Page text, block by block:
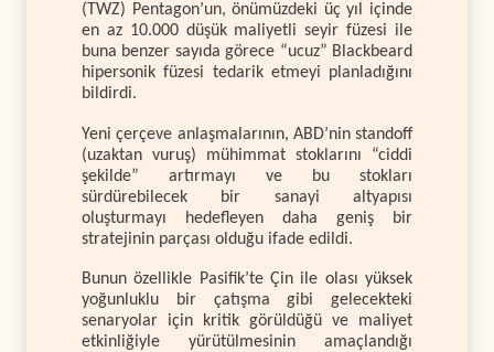
(TWZ) Pentagon’un, önümüzdeki üç yıl içinde
en az 10.000 düşük maliyetli seyir füzesi ile
buna benzer sayıda görece “ucuz” Blackbeard
hipersonik füzesi tedarik etmeyi planladığını
bildirdi.
Yeni çerçeve anlaşmalarının, ABD’nin standoff
(uzaktan vuruş) mühimmat stoklarını “ciddi
şekilde” artırmayı ve bu stokları
sürdürebilecek bir sanayi altyapısı
oluşturmayı hedefleyen daha geniş bir
stratejinin parçası olduğu ifade edildi.
Bunun özellikle Pasifik’te Çin ile olası yüksek
yoğunluklu bir çatışma gibi gelecekteki
senaryolar için kritik görüldüğü ve maliyet
etkinliğiyle yürütülmesinin amaçlandığı